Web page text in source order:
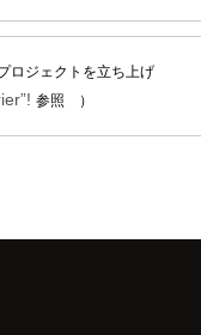
ロジェクトを立ち上げ
参照 ）